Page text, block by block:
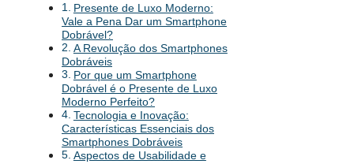
Presente de Luxo Moderno:
Vale a Pena Dar um Smartphone
Dobrável?
A Revolução dos Smartphones
Dobráveis
Por que um Smartphone
Dobrável é o Presente de Luxo
Moderno Perfeito?
Tecnologia e Inovação:
Características Essenciais dos
Smartphones Dobráveis
Aspectos de Usabilidade e